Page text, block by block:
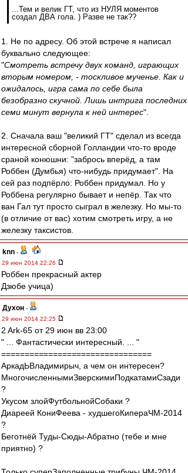
...Тем и велик ГТ, что из НУЛЯ моментов
создал ДВА гола. ) Разве не так??
1. Не по адресу. Об этой встрече я написал
буквально следующее:
"Смотреть встречу двух команд, играющих
вторым номером, - тоскливое мученье. Как и
ожидалось, игра сама по себе была
безобразно скучной. Лишь интрига последних
семи минут вернула к ней интерес".
2. Сначала ваш "великий ГТ" сделал из всегда
интересной сборной Голландии что-то вроде
сраной конюшни: "забрось вперёд, а там
Роббен (Думбья) что-нибудь придумает". На
сей раз подпёрло: Роббен придумал. Но у
Роббена регулярно бывает и непёр. Так что
ван Гал тут просто сыграл в железку. Но мы-то
(в отличие от вас) хотим смотреть игру, а не
железку таксистов.
knn -
29 июн 2014 22:26
Роббен прекрасный актер
Дзюбе учица)
Духон -
29 июн 2014 22:25
2 Ark-65 от 29 июн вв 23:00
" ... Фантастически интересный. ... "
================================
АркадЬВладимирыч, а чем он интересен?
МногочисленнымиЗверскимиПодкатамиСзади
?
Укусом злойФутбольнойСобаки ?
Диареей КониФеева - худшегоКипераЧМ-2014
?
Беготнёй Туды-Сюды-Абратно (тебе и мне
приятно) ?